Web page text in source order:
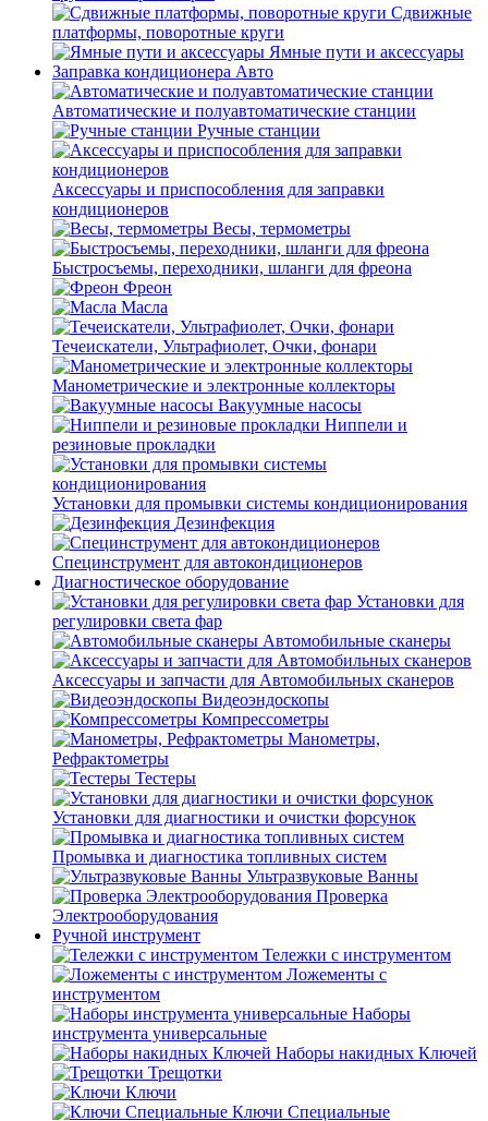
Сдвижные
платформы, поворотные круги
Ямные пути и аксессуары
Заправка кондиционера Авто
Автоматические и полуавтоматические станции
Ручные станции
Аксессуары и приспособления для заправки
кондиционеров
Весы, термометры
Быстросъемы, переходники, шланги для фреона
Фреон
Масла
Течеискатели, Ультрафиолет, Очки, фонари
Манометрические и электронные коллекторы
Вакуумные насосы
Ниппели и
резиновые прокладки
Установки для промывки системы кондиционирования
Дезинфекция
Специнструмент для автокондиционеров
Диагностическое оборудование
Установки для
регулировки света фар
Автомобильные сканеры
Аксессуары и запчасти для Автомобильных сканеров
Видеоэндоскопы
Компрессометры
Манометры,
Рефрактометры
Тестеры
Установки для диагностики и очистки форсунок
Промывка и диагностика топливных систем
Ультразвуковые Ванны
Проверка
Электрооборудования
Ручной инструмент
Тележки с инструментом
Ложементы с
инструментом
Наборы
инструмента универсальные
Наборы накидных Ключей
Трещотки
Ключи
Ключи Специальные